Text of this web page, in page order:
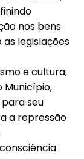
nos bens
legislações
e cultura;
Município,
seu
a repressão